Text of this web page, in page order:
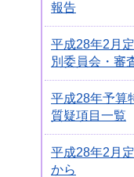
報告
平成28年2月
別委員会・審
平成28年予
質疑項目一覧
平成28年2月
から